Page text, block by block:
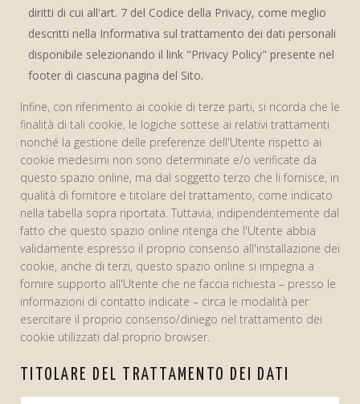
diritti di cui all'art. 7 del Codice della Privacy, come meglio
descritti nella Informativa sul trattamento dei dati personali
disponibile selezionando il link "Privacy Policy" presente nel
footer di ciascuna pagina del Sito.
Infine, con riferimento ai cookie di terze parti, si ricorda che le
finalità di tali cookie, le logiche sottese ai relativi trattamenti
nonché la gestione delle preferenze dell'Utente rispetto ai
cookie medesimi non sono determinate e/o verificate da
questo spazio online, ma dal soggetto terzo che li fornisce, in
qualità di fornitore e titolare del trattamento, come indicato
nella tabella sopra riportata. Tuttavia, indipendentemente dal
fatto che questo spazio online ritenga che l'Utente abbia
validamente espresso il proprio consenso all'installazione dei
cookie, anche di terzi, questo spazio online si impegna a
fornire supporto all'Utente che ne faccia richiesta – presso le
informazioni di contatto indicate – circa le modalità per
esercitare il proprio consenso/diniego nel trattamento dei
cookie utilizzati dal proprio browser.
TITOLARE DEL TRATTAMENTO DEI DATI